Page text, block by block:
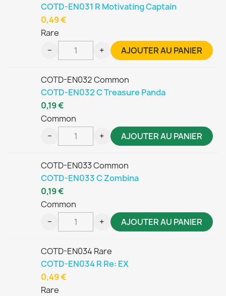
COTD-EN031 R Motivating Captain
Rare
0,49 €
− + AJOUTER AU PANIER
COTD-EN032 Common
COTD-EN032 C Treasure Panda
Common
0,19 €
− + AJOUTER AU PANIER
COTD-EN033 Common
COTD-EN033 C Zombina
Common
0,19 €
− + AJOUTER AU PANIER
COTD-EN034 Rare
COTD-EN034 R Re: EX
Rare
0,49 €